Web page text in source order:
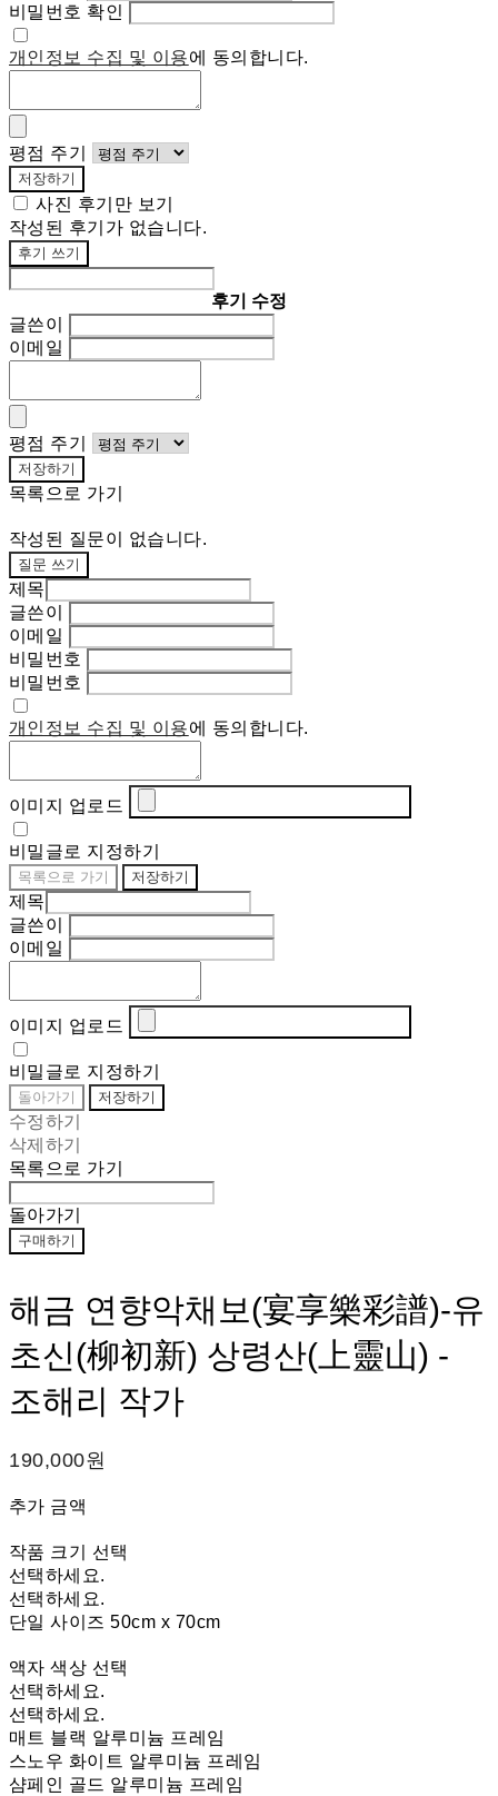
비밀번호 확인
개인정보 수집 및 이용에 동의합니다.
평점 주기
저장하기
사진 후기만 보기
작성된 후기가 없습니다.
후기 쓰기
후기 수정
글쓴이
이메일
평점 주기
저장하기
목록으로 가기
작성된 질문이 없습니다.
질문 쓰기
제목
글쓴이
이메일
비밀번호
비밀번호
개인정보 수집 및 이용에 동의합니다.
이미지 업로드
비밀글로 지정하기
목록으로 가기 저장하기
제목
글쓴이
이메일
이미지 업로드
비밀글로 지정하기
돌아가기 저장하기
수정하기
삭제하기
목록으로 가기
돌아가기
구매하기
해금 연향악채보(宴享樂彩譜)-유
초신(柳初新) 상령산(上靈山) -
조해리 작가
190,000원
추가 금액
작품 크기 선택
선택하세요.
선택하세요.
단일 사이즈 50cm x 70cm
액자 색상 선택
선택하세요.
선택하세요.
매트 블랙 알루미늄 프레임
스노우 화이트 알루미늄 프레임
샴페인 골드 알루미늄 프레임